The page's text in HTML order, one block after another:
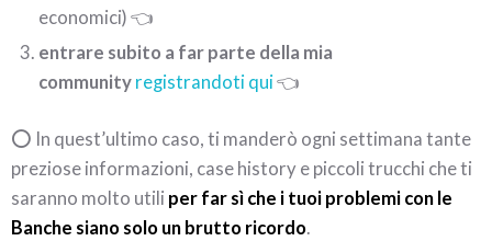
economici) 👈
entrare subito a far parte della mia
community registrandoti qui 👈
⭕ In quest’ultimo caso, ti manderò ogni settimana tante
preziose informazioni, case history e piccoli trucchi che ti
saranno molto utili per far sì che i tuoi problemi con le
Banche siano solo un brutto ricordo.